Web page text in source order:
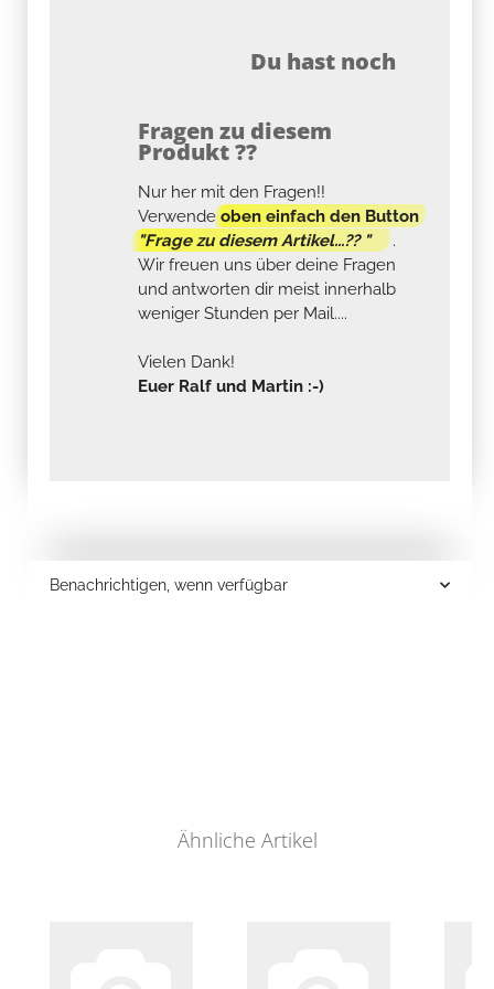
Du hast noch
Fragen zu diesem
Produkt ??
Nur her mit den Fragen!!
Verwendeoben einfach den Button
"Frage zu diesem Artikel...?? "
.
Wir freuen uns über deine Fragen
und antworten dir meist innerhalb
weniger Stunden per Mail....
Vielen Dank!
Euer Ralf und Martin :-)
Benachrichtigen, wenn verfügbar
Ähnliche Artikel